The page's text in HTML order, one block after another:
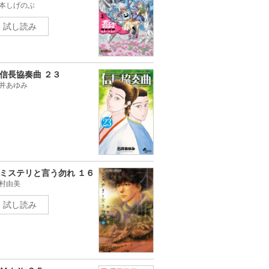
しげのぶ
試し読み
信長協奏曲 ２３
あゆみ
ミステリと言う勿れ １６
由美
試し読み